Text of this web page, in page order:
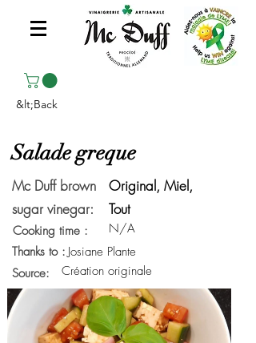
&lt;Back
Salade greque
Mc Duff brown
sugar vinegar:
Original, Miel,
Tout
Cooking time :
N/A
Thanks to : Josiane Plante
Source:
Création originale